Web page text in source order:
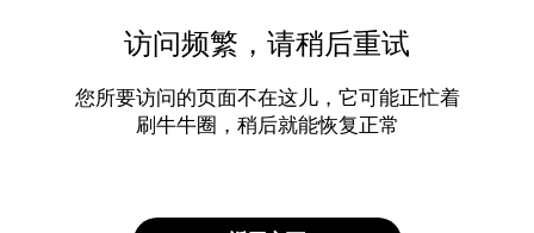
访问频繁，请稍后重试
您所要访问的页面不在这儿，它可能正忙着
刷牛牛圈，稍后就能恢复正常